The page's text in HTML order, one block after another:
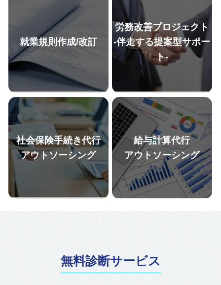
「経営リスク削減のためにも、
定着率向上のためにも労務リス
クを削減したいが、何から手を
つければいいかわからない」、
「働き方改革関連法、その他労
働法の改正に対応できているか
不安」という経営者・人事労務
担当者の方はまずは「労務監
査」で現状を可視化することを
推奨いたします。
迅速なレスポンスで、人事労務
の課題解決と人事部長がすぐと
なりにいるような安心感を提供
いたします。基本的な相談か
ら、目の前で起きている権利の
主張、トラブルの火消しの初動
対応のための相談等にご対応い
たします。その他、経営者や人
事労務担当者が知っておくべき
法改正の情報をタイムリーにお
伝えいたします。
就業規則作成/改訂
就業規則の雛形はインターネッ
トで手に入る時代です。そのよ
うな時代だからこそ、専門家が
すいメニューにしています。
労務改善プロジェクト
-伴走する提案型サポー
ト-
労務監査の結果に基づき、貴社
の人事労務の課題の優先順位を
付け、毎月、伴走しながら改善
社会保険手続き代行
アウトソーシング
給与計算代行
アウトソーシング
無料診断サービス